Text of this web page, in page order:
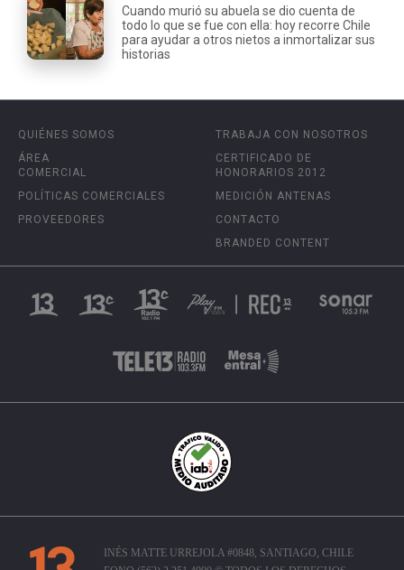
Cuando murió su abuela se dio cuenta de
todo lo que se fue con ella: hoy recorre Chile
para ayudar a otros nietos a inmortalizar sus
historias
QUIÉNES SOMOS
ÁREA
COMERCIAL
POLÍTICAS COMERCIALES
PROVEEDORES
TRABAJA CON NOSOTROS
CERTIFICADO DE
HONORARIOS 2012
MEDICIÓN ANTENAS
CONTACTO
BRANDED CONTENT
INÉS MATTE URREJOLA #0848, SANTIAGO, CHILE